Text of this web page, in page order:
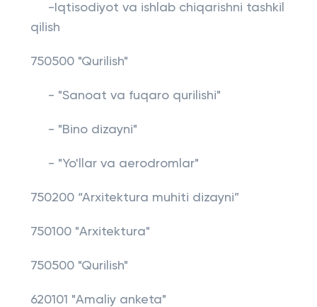
-Iqtisodiyot va ishlab chiqarishni tashkil
qilish
750500 "Qurilish"
- "Sanoat va fuqaro qurilishi"
- "Bino dizayni"
- "Yo'llar va aerodromlar"
750200 “Arxitektura muhiti dizayni”
750100 "Arxitektura"
750500 "Qurilish"
620101 "Amaliy anketa"